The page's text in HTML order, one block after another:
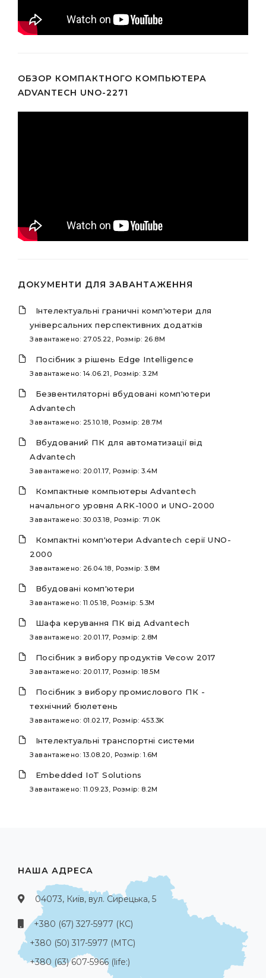
ОБЗОР КОМПАКТНОГО КОМПЬЮТЕРА
ADVANTECH UNO-2271
ДОКУМЕНТИ ДЛЯ ЗАВАНТАЖЕННЯ
Інтелектуальні граничні комп'ютери для
універсальних перспективних додатків
Завантажено: 27.05.22, Розмір: 26.8M
Посібник з рішень Edge Intelligence
Завантажено: 14.06.21, Розмір: 3.2M
Безвентиляторні вбудовані комп'ютери
Advantech
Завантажено: 25.10.18, Розмір: 28.7M
Вбудований ПК для автоматизації від
Advantech
Завантажено: 20.01.17, Розмір: 3.4M
Компактные компьютеры Advantech
начального уровня ARK-1000 и UNO-2000
Завантажено: 30.03.18, Розмір: 71.0K
Компактні комп'ютери Advantech серії UNO-
2000
Завантажено: 26.04.18, Розмір: 3.8M
Вбудовані комп'ютери
Завантажено: 11.05.18, Розмір: 5.3M
Шафа керування ПК від Advantech
Завантажено: 20.01.17, Розмір: 2.8M
Посібник з вибору продуктів Vecow 2017
Завантажено: 20.01.17, Розмір: 18.5M
Посібник з вибору промислового ПК -
технічний бюлетень
Завантажено: 01.02.17, Розмір: 453.3K
Інтелектуальні транспортні системи
Завантажено: 13.08.20, Розмір: 1.6M
Embedded IoT Solutions
Завантажено: 11.09.23, Розмір: 8.2M
НАША АДРЕСА
04073, Київ, вул. Сирецька, 5
+380 (67) 327-5977 (КС)
+380 (50) 317-5977 (МТС)
+380 (63) 607-5966 (life:)